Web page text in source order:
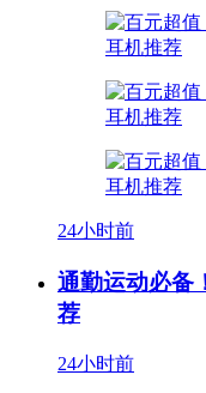
24小时前
通勤运动必备
荐
24小时前